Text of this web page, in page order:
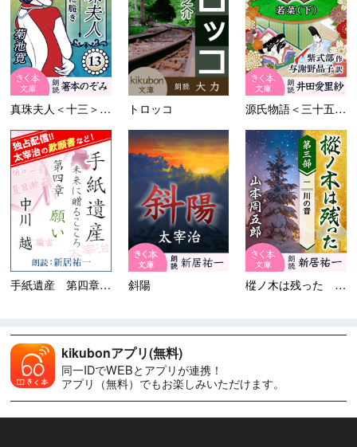
真珠夫人＜十三＞余りに脆き トロッコ 源氏物語＜三十五＞若菜（下）
手紙遺産 第四章 願い 斜陽 樅ノ木は残った 第三部 ＜一...
kikubonアプリ(無料)
同一IDでWEBとアプリが連携！
アプリ（無料）でもお楽しみいただけます。